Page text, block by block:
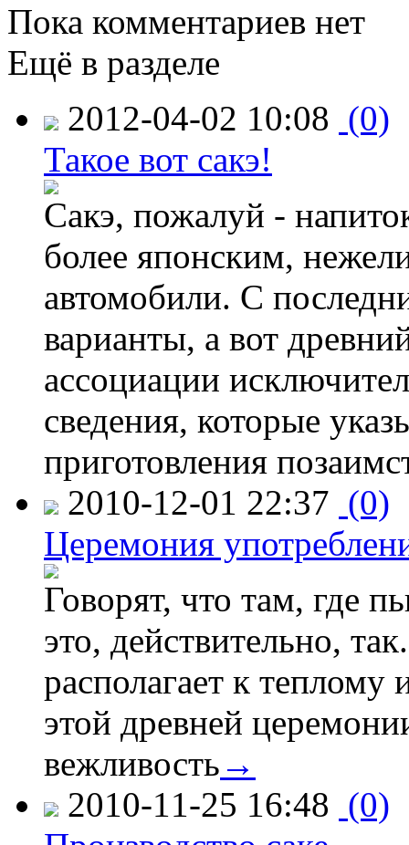
Пока комментариев нет
Ещё в разделе
2012-04-02 10:08 (0)
Такое вот сакэ!
Сакэ, пожалуй -
более японским,
автомобили. С
варианты, а вот
ассоциации
сведения, которые
приготовления
2010-12-01 22:37 (0)
Церемония
Говорят, что там, где
это, действительно,
располагает к
этой древней
вежливость →
2010-11-25 16:48 (0)